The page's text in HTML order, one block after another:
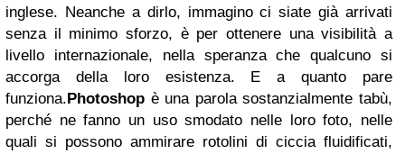
inglese. Neanche a dirlo, immagino ci siate già arrivati
senza il minimo sforzo, è per ottenere una visibilità a
livello internazionale, nella speranza che qualcuno si
accorga della loro esistenza. E a quanto pare
funziona.Photoshop è una parola sostanzialmente tabù,
perché ne fanno un uso smodato nelle loro foto, nelle
quali si possono ammirare rotolini di ciccia fluidificati,